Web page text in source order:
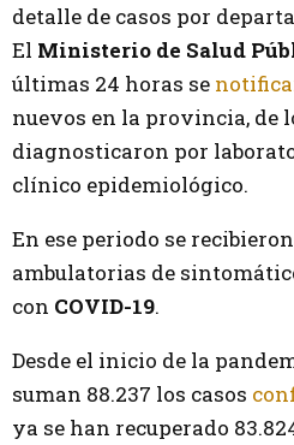
detalle de casos por
El Ministerio de Salud
últimas 24 horas se
nuevos en la provincia, de
diagnosticaron por
clínico epidemiológico.
En ese periodo se
ambulatorias de
con COVID-19.
Desde el inicio de la
suman 88.237 los casos
ya se han recuperado